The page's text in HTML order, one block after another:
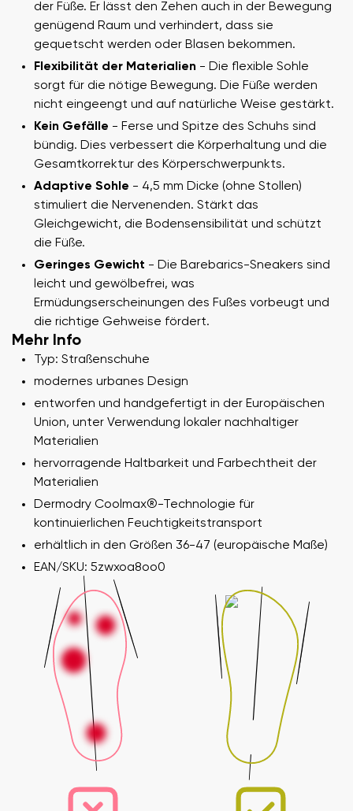
Land ändern
Lieferland auswählen
Sprache auswählen
der Füße. Er lässt den Zehen auch in der Bewegung
genügend Raum und verhindert, dass sie
gequetscht werden oder Blasen bekommen.
Flexibilität der Materialien - Die flexible Sohle
sorgt für die nötige Bewegung. Die Füße werden
nicht eingeengt und auf natürliche Weise gestärkt.
Kein Gefälle - Ferse und Spitze des Schuhs sind
bündig. Dies verbessert die Körperhaltung und die
Gesamtkorrektur des Körperschwerpunkts.
Adaptive Sohle - 4,5 mm Dicke (ohne Stollen)
stimuliert die Nervenenden. Stärkt das
Gleichgewicht, die Bodensensibilität und schützt
die Füße.
Geringes Gewicht - Die Barebarics-Sneakers sind
leicht und gewölbefrei, was
Ermüdungserscheinungen des Fußes vorbeugt und
die richtige Gehweise fördert.
Mehr Info
Typ: Straßenschuhe
modernes urbanes Design
entworfen und handgefertigt in der Europäischen
Union, unter Verwendung lokaler nachhaltiger
Materialien
hervorragende Haltbarkeit und Farbechtheit der
Materialien
Dermodry Coolmax®-Technologie für
kontinuierlichen Feuchtigkeitstransport
erhältlich in den Größen 36-47 (europäische Maße)
EAN/SKU: 5zwxoa8oo0
Ihr Vor- und Nachname
Deine E-Mail
Variante
Dein Name
Bestellnummer
Textbewertung